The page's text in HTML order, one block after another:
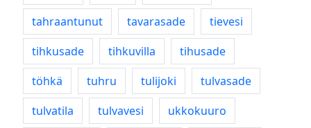
tahraantunut
tavarasade
tievesi
tihkusade
tihkuvilla
tihusade
töhkä
tuhru tulijoki
tulvasade
tulvatila
tulvavesi
ukkokuuro